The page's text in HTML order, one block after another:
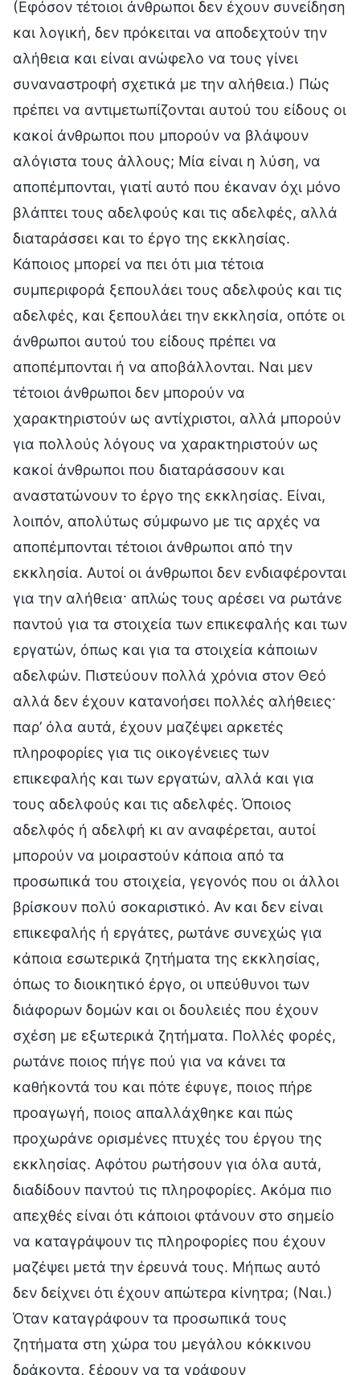
(Εφόσον τέτοιοι άνθρωποι δεν έχουν συνείδηση
και λογική, δεν πρόκειται να αποδεχτούν την
αλήθεια και είναι ανώφελο να τους γίνει
συναναστροφή σχετικά με την αλήθεια.) Πώς
πρέπει να αντιμετωπίζονται αυτού του είδους οι
κακοί άνθρωποι που μπορούν να βλάψουν
αλόγιστα τους άλλους; Μία είναι η λύση, να
αποπέμπονται, γιατί αυτό που έκαναν όχι μόνο
βλάπτει τους αδελφούς και τις αδελφές, αλλά
διαταράσσει και το έργο της εκκλησίας.
Κάποιος μπορεί να πει ότι μια τέτοια
συμπεριφορά ξεπουλάει τους αδελφούς και τις
αδελφές, και ξεπουλάει την εκκλησία, οπότε οι
άνθρωποι αυτού του είδους πρέπει να
αποπέμπονται ή να αποβάλλονται. Ναι μεν
τέτοιοι άνθρωποι δεν μπορούν να
χαρακτηριστούν ως αντίχριστοι, αλλά μπορούν
για πολλούς λόγους να χαρακτηριστούν ως
κακοί άνθρωποι που διαταράσσουν και
αναστατώνουν το έργο της εκκλησίας. Είναι,
λοιπόν, απολύτως σύμφωνο με τις αρχές να
αποπέμπονται τέτοιοι άνθρωποι από την
εκκλησία. Αυτοί οι άνθρωποι δεν ενδιαφέρονται
για την αλήθεια· απλώς τους αρέσει να ρωτάνε
παντού για τα στοιχεία των επικεφαλής και των
εργατών, όπως και για τα στοιχεία κάποιων
αδελφών. Πιστεύουν πολλά χρόνια στον Θεό
αλλά δεν έχουν κατανοήσει πολλές αλήθειες·
παρ’ όλα αυτά, έχουν μαζέψει αρκετές
πληροφορίες για τις οικογένειες των
επικεφαλής και των εργατών, αλλά και για
τους αδελφούς και τις αδελφές. Όποιος
αδελφός ή αδελφή κι αν αναφέρεται, αυτοί
μπορούν να μοιραστούν κάποια από τα
προσωπικά του στοιχεία, γεγονός που οι άλλοι
βρίσκουν πολύ σοκαριστικό. Αν και δεν είναι
επικεφαλής ή εργάτες, ρωτάνε συνεχώς για
κάποια εσωτερικά ζητήματα της εκκλησίας,
όπως το διοικητικό έργο, οι υπεύθυνοι των
διάφορων δομών και οι δουλειές που έχουν
σχέση με εξωτερικά ζητήματα. Πολλές φορές,
ρωτάνε ποιος πήγε πού για να κάνει τα
καθήκοντά του και πότε έφυγε, ποιος πήρε
προαγωγή, ποιος απαλλάχθηκε και πώς
προχωράνε ορισμένες πτυχές του έργου της
εκκλησίας. Αφότου ρωτήσουν για όλα αυτά,
διαδίδουν παντού τις πληροφορίες. Ακόμα πιο
απεχθές είναι ότι κάποιοι φτάνουν στο σημείο
να καταγράψουν τις πληροφορίες που έχουν
μαζέψει μετά την έρευνά τους. Μήπως αυτό
δεν δείχνει ότι έχουν απώτερα κίνητρα; (Ναι.)
Όταν καταγράφουν τα προσωπικά τους
ζητήματα στη χώρα του μεγάλου κόκκινου
δράκοντα, ξέρουν να τα γράφουν